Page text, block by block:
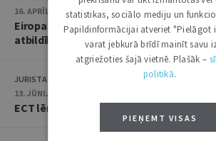
16. APRĪLIS 2024
Eiropas Cilvēktiesību tiesas prakse,
atbildību par prejudiciālā jautājuma
JURISTA VĀRDS
13. JŪNIJS 2023
ECT lēmums lietā "Šteina pret Latviju"
statistikas, sociālo mediju un
Papildinformācijai atveriet "Pielāgot
varat jebkurā brīdī mainīt savu
atgriežoties šajā vietnē. Plašāk –
politikā.
PIEŅEMT VISAS